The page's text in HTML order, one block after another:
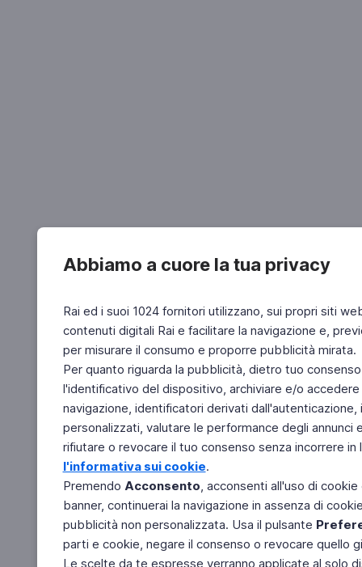
Abbiamo a cuore la tua privacy
Rai ed i suoi 1024 fornitori utilizzano, sui propri siti
contenuti digitali Rai e facilitare la navigazione e,
per misurare il consumo e proporre pubblicità mirata.
Per quanto riguarda la pubblicità, dietro tuo
l'identificativo del dispositivo, archiviare e/o
navigazione, identificatori derivati
personalizzati, valutare le performance degli
rifiutare o revocare il tuo consenso senza incorrere
l'informativa sui cookie.
Premendo Acconsento, acconsenti all'uso di
banner, continuerai la navigazione in assenza di
pubblicità non personalizzata. Usa il pulsante
parti e cookie, negare il consenso o revocare quello
Le scelte da te espresse verranno applicate al solo